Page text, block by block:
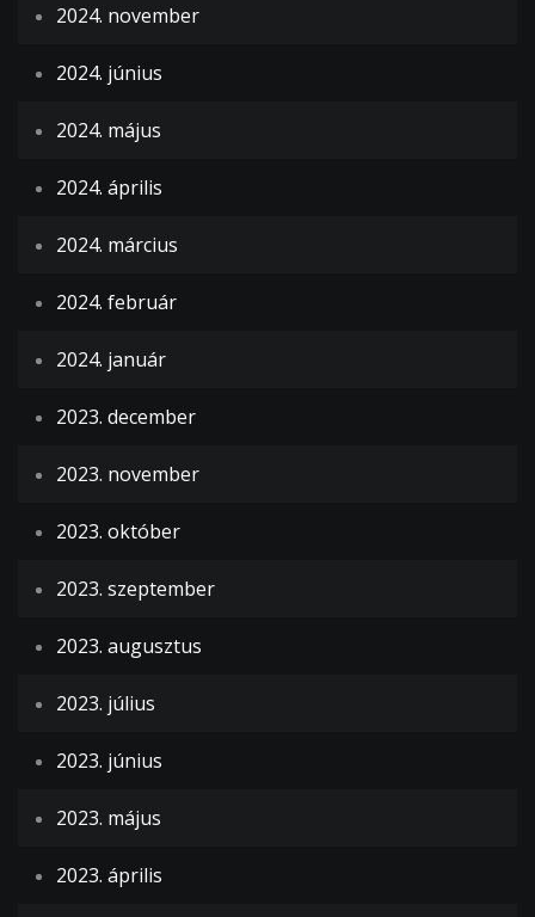
2024. november
2024. június
2024. május
2024. április
2024. március
2024. február
2024. január
2023. december
2023. november
2023. október
2023. szeptember
2023. augusztus
2023. július
2023. június
2023. május
2023. április